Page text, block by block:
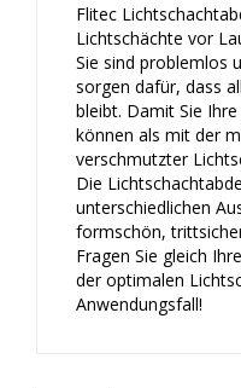
Flitec
Lichtschächte vor
Sie sind problemlos
sorgen dafür, dass
bleibt. Damit Sie
können als mit der
verschmutzter
Die
unterschiedlichen
formschön,
Fragen Sie gleich
der optimalen
Anwendungsfall!